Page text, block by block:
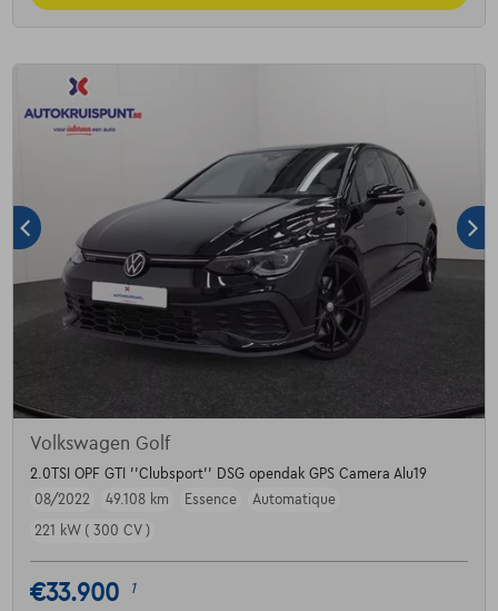
Volkswagen Golf
2.0TSI OPF GTI ''Clubsport'' DSG opendak GPS Camera Alu19
08/2022
49.108 km Essence
Automatique
221 kW ( 300 CV )
€33.900 1